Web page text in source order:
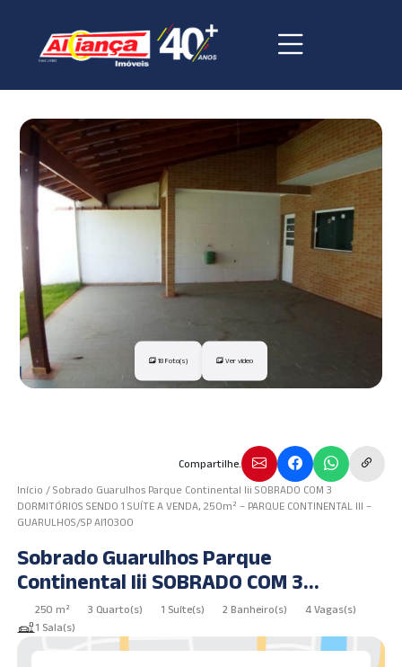
18 Foto(s) Ver vídeo
Compartilhe.
Início /Sobrado Guarulhos Parque Continental Iii SOBRADO COM 3
DORMITÓRIOS SENDO 1 SUÍTE A VENDA, 250m² – PARQUE CONTINENTAL III –
GUARULHOS/SP AI10300
Sobrado Guarulhos Parque
Continental Iii SOBRADO COM 3
DORMITÓRIOS SENDO 1 SUÍTE A VENDA,
250m² – PARQUE CONTINENTAL III –
GUARULHOS/SP AI10300
250 m² 3 Quarto(s) 1 Suíte(s) 2 Banheiro(s)
4 Vagas(s)
1 Sala(s)